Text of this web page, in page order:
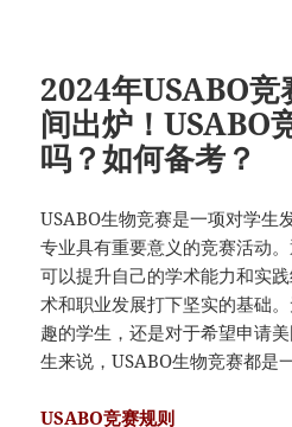
2024年USABO
间出炉！USABO
吗？如何备考？
USABO生物竞赛是一项对学生
专业具有重要意义的竞赛活动
可以提升自己的学术能力和实
术和职业发展打下坚实的基础
趣的学生，还是对于希望申请
生来说，USABO生物竞赛都是
USABO竞赛规则